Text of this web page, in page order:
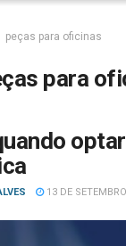
peças para oficinas
para
13 DE